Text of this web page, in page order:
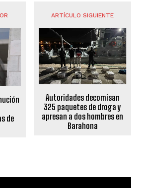
de
ARTÍCULO SIGUIENTE
Autoridades decomisan
325 paquetes de droga y
apresan a dos hombres en
Barahona